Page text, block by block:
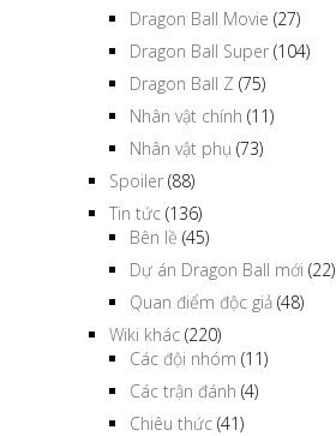
Dragon Ball Movie (27)
Dragon Ball Super (104)
Dragon Ball Z (75)
Nhân vật chính (11)
Nhân vật phụ (73)
Spoiler (88)
Tin tức (136)
Bên lề (45)
Dự án Dragon Ball mới (22)
Quan điểm độc giả (48)
Wiki khác (220)
Các đội nhóm (11)
Các trận đánh (4)
Chiêu thức (41)